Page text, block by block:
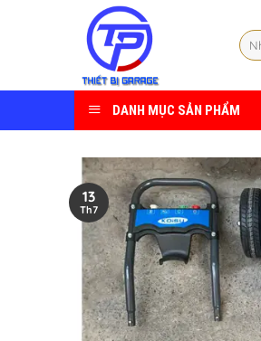
Tìm
kiếm:
DANH MỤC SẢN PHẨM
13
Th7